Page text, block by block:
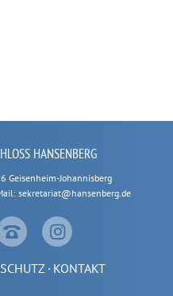
HANSENBERG
Geisenheim-Johannisberg
sekretariat@hansenberg.de
KONTAKT